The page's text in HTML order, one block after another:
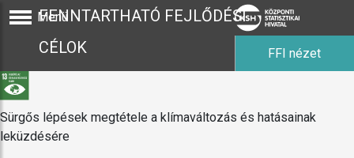
Menü
FENNTARTHATÓ FEJLŐDÉSI
CÉLOK
FFI nézet
Sürgős lépések megtétele a klímaváltozás és hatásainak
leküzdésére